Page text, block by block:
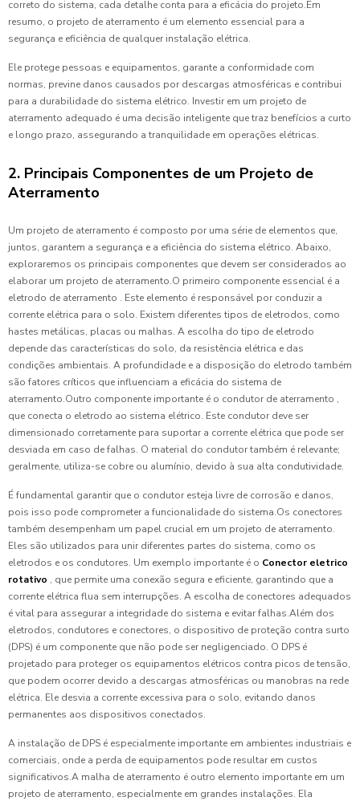
correto do sistema, cada detalhe conta para a eficácia do projeto.Em
resumo, o projeto de aterramento é um elemento essencial para a
segurança e eficiência de qualquer instalação elétrica.
Ele protege pessoas e equipamentos, garante a conformidade com
normas, previne danos causados por descargas atmosféricas e contribui
para a durabilidade do sistema elétrico. Investir em um projeto de
aterramento adequado é uma decisão inteligente que traz benefícios a curto
e longo prazo, assegurando a tranquilidade em operações elétricas.
2. Principais Componentes de um Projeto de
Aterramento
Um projeto de aterramento é composto por uma série de elementos que,
juntos, garantem a segurança e a eficiência do sistema elétrico. Abaixo,
exploraremos os principais componentes que devem ser considerados ao
elaborar um projeto de aterramento.O primeiro componente essencial é a
eletrodo de aterramento . Este elemento é responsável por conduzir a
corrente elétrica para o solo. Existem diferentes tipos de eletrodos, como
hastes metálicas, placas ou malhas. A escolha do tipo de eletrodo
depende das características do solo, da resistência elétrica e das
condições ambientais. A profundidade e a disposição do eletrodo também
são fatores críticos que influenciam a eficácia do sistema de
aterramento.Outro componente importante é o condutor de aterramento ,
que conecta o eletrodo ao sistema elétrico. Este condutor deve ser
dimensionado corretamente para suportar a corrente elétrica que pode ser
desviada em caso de falhas. O material do condutor também é relevante;
geralmente, utiliza-se cobre ou alumínio, devido à sua alta condutividade.
É fundamental garantir que o condutor esteja livre de corrosão e danos,
pois isso pode comprometer a funcionalidade do sistema.Os conectores
também desempenham um papel crucial em um projeto de aterramento.
Eles são utilizados para unir diferentes partes do sistema, como os
eletrodos e os condutores. Um exemplo importante é o Conector eletrico
rotativo , que permite uma conexão segura e eficiente, garantindo que a
corrente elétrica flua sem interrupções. A escolha de conectores adequados
é vital para assegurar a integridade do sistema e evitar falhas.Além dos
eletrodos, condutores e conectores, o dispositivo de proteção contra surto
(DPS) é um componente que não pode ser negligenciado. O DPS é
projetado para proteger os equipamentos elétricos contra picos de tensão,
que podem ocorrer devido a descargas atmosféricas ou manobras na rede
elétrica. Ele desvia a corrente excessiva para o solo, evitando danos
permanentes aos dispositivos conectados.
A instalação de DPS é especialmente importante em ambientes industriais e
comerciais, onde a perda de equipamentos pode resultar em custos
significativos.A malha de aterramento é outro elemento importante em um
projeto de aterramento, especialmente em grandes instalações. Ela